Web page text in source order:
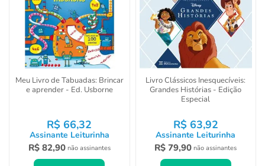
Meu Livro de Tabuadas: Brincar
e aprender - Ed. Usborne
R$ 66,32
Assinante Leiturinha
R$ 82,90 não assinantes
Livro Clássicos Inesquecíveis:
Grandes Histórias - Edição
Especial
R$ 63,92
Assinante Leiturinha
R$ 79,90 não assinantes